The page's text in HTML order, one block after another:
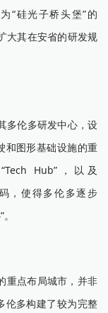
“硅光子桥头堡”的
大其在安省的研发规
多伦多研发中心，设
和图形基础设施的重
Hub”，以及
，使得多伦多逐步
重点布局城市，并非
伦多构建了较为完整